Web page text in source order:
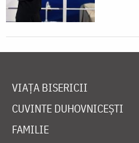
VIAȚA BISERICII
CUVINTE DUHOVNICEȘTI
FAMILIE